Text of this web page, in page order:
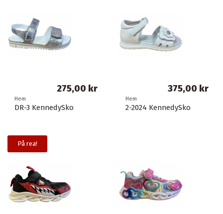
Hem
2-2024 KennedySko
375,00 kr
Hem
DR-3 KennedySko
275,00 kr
På rea!